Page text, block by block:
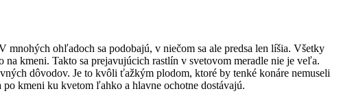
mnohých ohľadoch sa podobajú, v niečom sa ale predsa len líšia. Všetky
kmeni. Takto sa prejavujúcich rastlín v svetovom meradle nie je veľa.
dôvodov. Je to kvôli ťažkým plodom, ktoré by tenké konáre nemuseli
kmeni ku kvetom ľahko a hlavne ochotne dostávajú.